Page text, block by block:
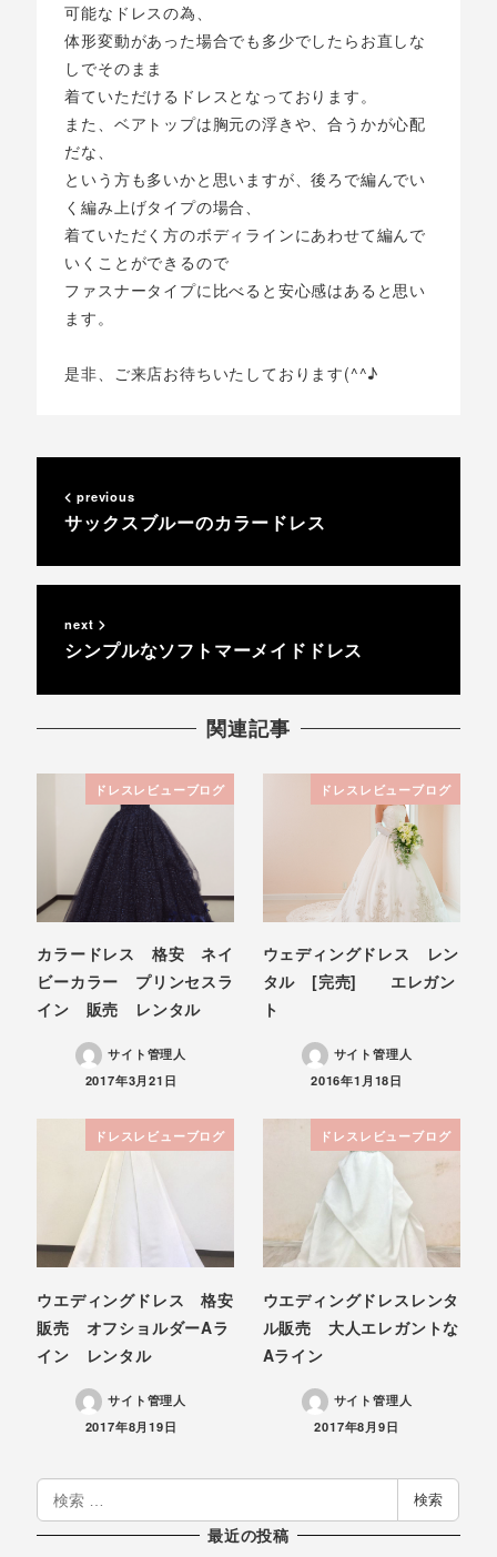
可能なドレスの為、
体形変動があった場合でも多少でしたらお直しな
しでそのまま
着ていただけるドレスとなっております。
また、ベアトップは胸元の浮きや、合うかが心配
だな、
という方も多いかと思いますが、後ろで編んでい
く編み上げタイプの場合、
着ていただく方のボディラインにあわせて編んで
いくことができるので
ファスナータイプに比べると安心感はあると思い
ます。
是非、ご来店お待ちいたしております(^^♪
previous
サックスブルーのカラードレス
next
シンプルなソフトマーメイドドレス
関連記事
ドレスレビューブログ
カラードレス 格安 ネイ
ビーカラー プリンセスラ
イン 販売 レンタル
サイト管理人
投稿日
2017年3月21日
ドレスレビューブログ
ウェディングドレス レン
タル [完売] エレガン
ト
サイト管理人
投稿日
2016年1月18日
ドレスレビューブログ
ウエディングドレス 格安
販売 オフショルダーAラ
イン レンタル
サイト管理人
投稿日
2017年8月19日
ドレスレビューブログ
ウエディングドレスレンタ
ル販売 大人エレガントな
Aライン
サイト管理人
投稿日
2017年8月9日
索
検索
最近の投稿